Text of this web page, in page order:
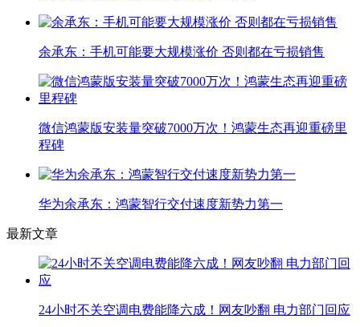
余承东：手机可能要大规模涨价 否则都在亏损销售
微信鸿蒙版安装量突破7000万次！鸿蒙生态再迎重磅里
程碑
华为余承东：鸿蒙智行交付速度新势力第一
最新文章
24小时不关空调电费能降六成！网友吵翻 电力部门回应